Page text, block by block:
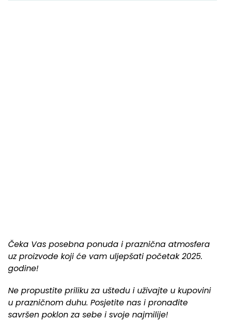
Čeka Vas posebna ponuda i praznična atmosfera
uz proizvode koji će vam uljepšati početak 2025.
godine!
Ne propustite priliku za uštedu i uživajte u kupovini
u prazničnom duhu. Posjetite nas i pronađite
savršen poklon za sebe i svoje najmilije!